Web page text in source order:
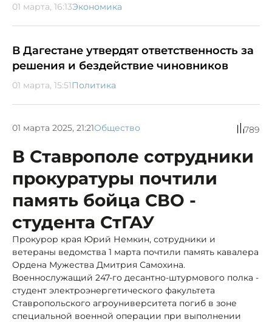
01 марта, 16:13Экономика
В Дагестане утвердят ответственность за
решения и бездействие чиновников
01 марта, 15:51Политика
01 марта 2025, 21:21Общество 789
В Ставрополе сотрудники
прокуратуры почтили
память бойца СВО -
студента СтГАУ
Прокурор края Юрий Немкин, сотрудники и
ветераны ведомства 1 марта почтили память кавалера
Ордена Мужества Дмитрия Самохина.
Военнослужащий 247-го десантно-штурмового полка -
студент электроэнергетического факультета
Ставропольского агроуниверситета погиб в зоне
специальной военной операции при выполнении